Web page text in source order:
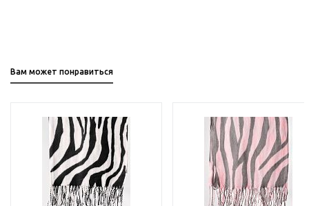
Вам может понравиться